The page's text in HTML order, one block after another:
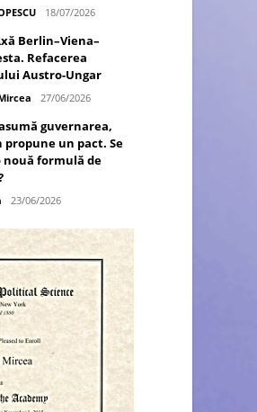
18/07/2026
Berlin–Viena–
Refacerea
Austro-Ungar
27/06/2026
guvernarea,
propune un pact. Se
nouă formulă de
23/06/2026